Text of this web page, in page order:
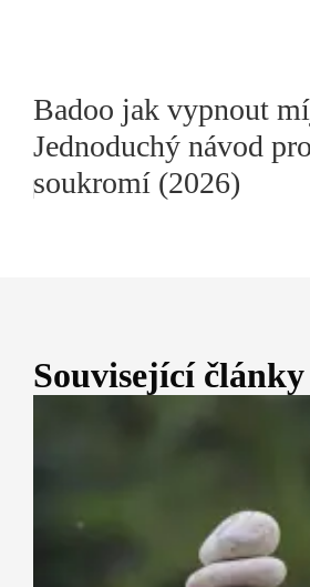
Badoo jak vypnout
Jednoduchý návod
soukromí (2026)
Související články